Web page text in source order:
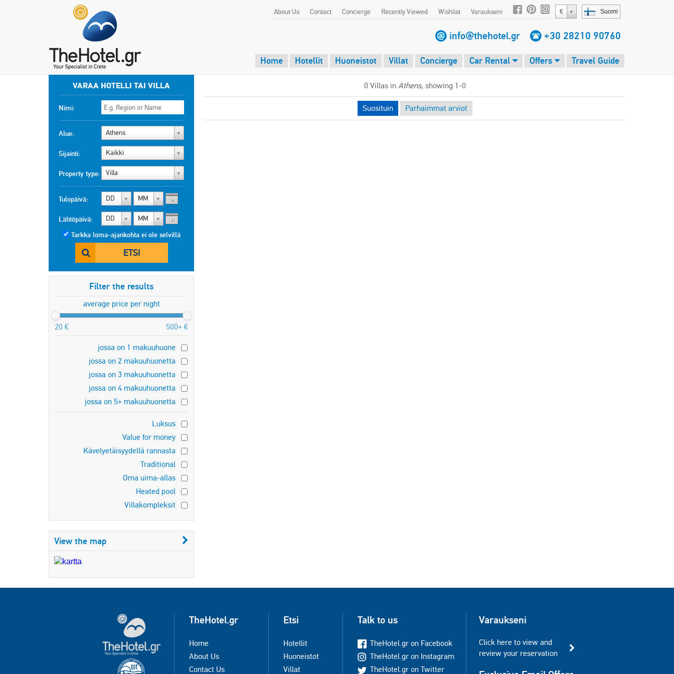
Suomi
€
About Us Contact Concierge Recently Viewed Wishlist Varaukseni
info@thehotel.gr +30 28210 90760
Home Hotellit Huoneistot Villat Concierge Car Rental Offers Travel Guide
VARAA HOTELLI TAI VILLA
Nimi:
Alue: Athens
Sijainti: Kaikki
Property type: Villa
Tulopäivä: DD MM
Lähtöpäivä: DD MM
Tarkka loma-ajankohta ei ole selvillä
ETSI
Filter the results
average price per night
20 € 500+ €
jossa on 1 makuuhuone
jossa on 2 makuuhuonetta
jossa on 3 makuuhuonetta
jossa on 4 makuuhuonetta
jossa on 5+ makuuhuonetta
Luksus
Value for money
Kävelyetäisyydellä rannasta
Traditional
Oma uima-allas
Heated pool
Villakompleksit
View the map
0 Villas in Athens, showing 1-0
Suosituin Parhaimmat arviot
TheHotel.gr
Home
About Us
Contact Us
Etsi
Hotellit
Huoneistot
Villat
Talk to us
TheHotel.gr on Facebook
TheHotel.gr on Instagram
TheHotel.gr on Twitter
Varaukseni
Click here to view and
review your reservation